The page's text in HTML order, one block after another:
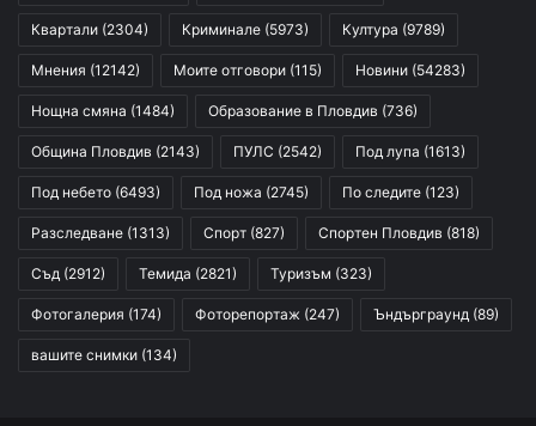
Квартали (2304) Криминале (5973) Култура (9789)
Мнения (12142) Моите отговори (115) Новини (54283)
Нощна смяна (1484) Образование в Пловдив (736)
Община Пловдив (2143) ПУЛС (2542) Под лупа (1613)
Под небето (6493) Под ножа (2745) По следите (123)
Разследване (1313) Спорт (827) Спортен Пловдив (818)
Съд (2912) Темида (2821) Туризъм (323)
Фотогалерия (174) Фоторепортаж (247) Ъндърграунд (89)
вашите снимки (134)